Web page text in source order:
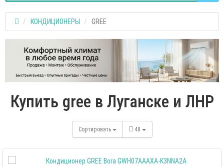
КОНДИЦИОНЕРЫ GREE
Купить gree в Луганске и ЛНР
Сортировать 48